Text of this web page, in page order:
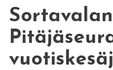
Sortavalan